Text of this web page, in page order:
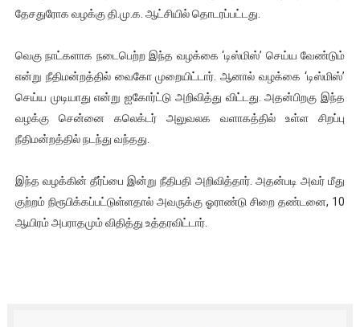
தேசதுரோக வழக்கு தி.மு.க. ஆட்சியில் தொடரப்பட்டது.
வெகு நாட்களாக நடைபெற்ற இந்த வழக்கை ‘டிஸ்மிஸ்’ செய்ய வேண்டும்
என்று நீதிமன்றத்தில் வைகோ முறையிட்டார். ஆனால் வழக்கை ‘டிஸ்மிஸ்’
செய்ய முடியாது என்று ஐகோர்ட்டு அறிவித்து விட்டது. அதன்பிறகு இந்த
வழக்கு சென்னை கலெக்டர் அலுவலக வளாகத்தில் உள்ள சிறப்பு
நீதிமன்றத்தில் நடந்து வந்தது.
இந்த வழக்கின் தீர்ப்பை இன்று நீதிபதி அறிவித்தார். அதன்படி அவர் மீது
குற்றம் நிரூபிக்கப்பட்டுள்ளதால் அவருக்கு ஓராண்டு சிறை தண்டனை, 10
ஆயிரம் அபராதமும் விதித்து உத்தரவிட்டார்.